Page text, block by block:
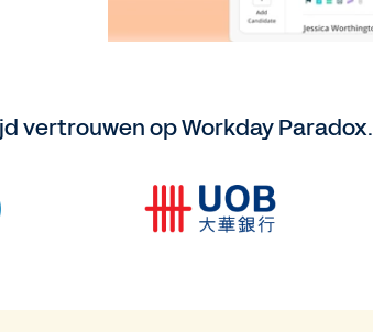
vertrouwen op Workday Paradox.